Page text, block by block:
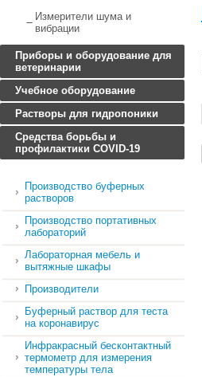
Измерители шума и
вибрации
Приборы и оборудование для
ветеринарии
Учебное оборудование
Растворы для гидропоники
Средства борьбы и
профилактики COVID-19
Производство буферных
растворов
Производство портативных
лабораторий
Лабораторная мебель и
вытяжные шкафы
Производители
Буферный раствор для теста
на коронавирус
Инфракрасный бесконтактный
термометр для измерения
температуры тела